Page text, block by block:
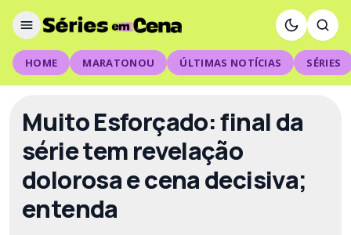
HOME MARATONOU ÚLTIMAS NOTÍCIAS SÉRIES
Muito Esforçado: final da
série tem revelação
dolorosa e cena decisiva;
entenda